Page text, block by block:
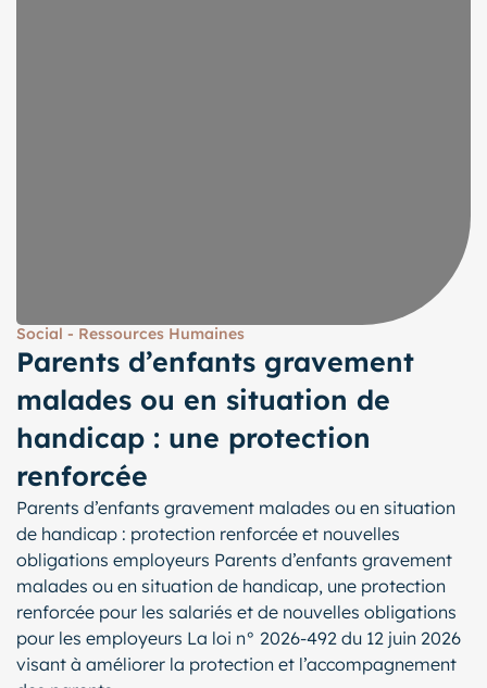
Social - Ressources Humaines
Parents d’enfants gravement
malades ou en situation de
handicap : une protection
renforcée
Parents d’enfants gravement malades ou en situation
de handicap : protection renforcée et nouvelles
obligations employeurs Parents d’enfants gravement
malades ou en situation de handicap, une protection
renforcée pour les salariés et de nouvelles obligations
pour les employeurs La loi n° 2026-492 du 12 juin 2026
visant à améliorer la protection et l’accompagnement